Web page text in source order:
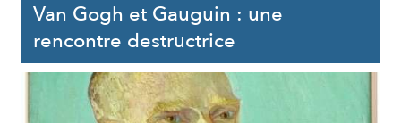
Van Gogh et Gauguin : une
rencontre destructrice